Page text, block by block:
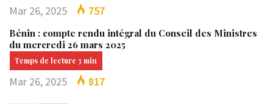
Mar 26, 2025 757
Bénin : compte rendu intégral du Conseil des Ministres
du mercredi 26 mars 2025
Mar 26, 2025 817